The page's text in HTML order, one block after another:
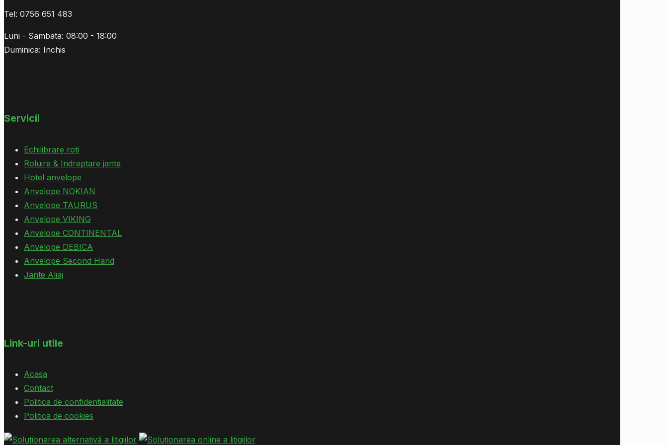
Tel: 0756 651 483
Luni - Sambata: 08:00 - 18:00
Duminica: Inchis
Servicii
Echilibrare roti
Roluire & Indreptare jante
Hotel anvelope
Anvelope NOKIAN
Anvelope TAURUS
Anvelope VIKING
Anvelope CONTINENTAL
Anvelope DEBICA
Anvelope Second Hand
Jante Aliaj
Link-uri utile
Acasa
Contact
Politica de confidentialitate
Politica de cookies